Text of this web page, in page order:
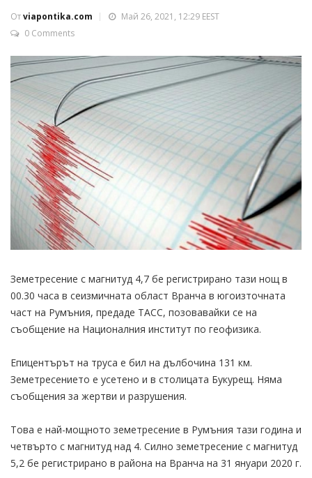
Отviapontika.com
Май 26, 2021, 12:29 EEST
0 Comments
Земетресение с магнитуд 4,7 бе регистрирано тази нощ в
00.30 часа в сеизмичната област Вранча в югоизточната
част на Румъния, предаде ТАСС, позовавайки се на
съобщение на Националния институт по геофизика.
Епицентърът на труса е бил на дълбочина 131 км.
Земетресението е усетено и в столицата Букурещ. Няма
съобщения за жертви и разрушения.
Това е най-мощното земетресение в Румъния тази година и
четвърто с магнитуд над 4. Силно земетресение с магнитуд
5,2 бе регистрирано в района на Вранча на 31 януари 2020 г.